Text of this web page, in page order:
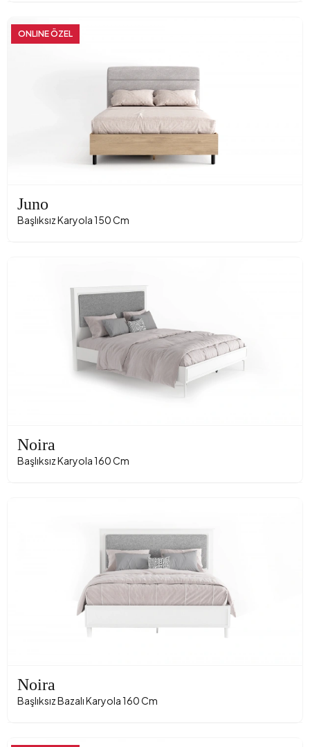
ONLINE ÖZEL
Juno
Başlıksız Karyola 150 Cm
Noira
Başlıksız Karyola 160 Cm
Noira
Başlıksız Bazalı Karyola 160 Cm